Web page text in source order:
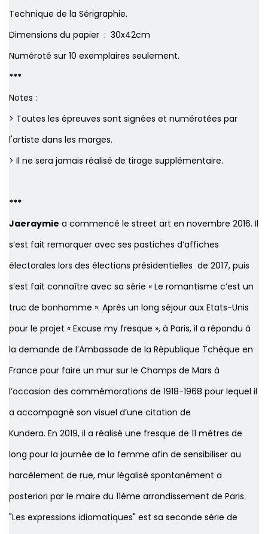
Technique de la Sérigraphie.
Dimensions du papier : 30x42cm
Numéroté sur 10 exemplaires seulement.
***
Notes :
> Toutes les épreuves sont signées et numérotées par
l'artiste dans les marges.
> Il ne sera jamais réalisé de tirage supplémentaire.
***
Jaeraymie a commencé le street art en novembre 2016. Il
s’est fait remarquer avec ses pastiches d’affiches
électorales lors des élections présidentielles de 2017, puis
s’est fait connaître avec sa série « Le romantisme c’est un
truc de bonhomme ». Après un long séjour aux Etats-Unis
pour le projet « Excuse my fresque », à Paris, il a répondu à
la demande de l’Ambassade de la République Tchèque en
France pour faire un mur sur le Champs de Mars à
l’occasion des commémorations de 1918-1968 pour lequel il
a accompagné son visuel d’une citation de
Kundera. En 2019, il a réalisé une fresque de 11 mètres de
long pour la journée de la femme afin de sensibiliser au
harcèlement de rue, mur légalisé spontanément a
posteriori par le maire du 11ème arrondissement de Paris.
"Les expressions idiomatiques" est sa seconde série de